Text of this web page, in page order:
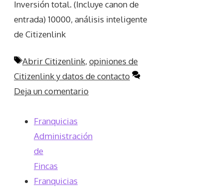
Inversión total. (Incluye canon de
entrada) 10000, análisis inteligente
de Citizenlink
Etiquetas
Abrir Citizenlink, opiniones de
Citizenlink y datos de contacto
Deja un comentario
Franquicias
Administración
de
Fincas
Franquicias